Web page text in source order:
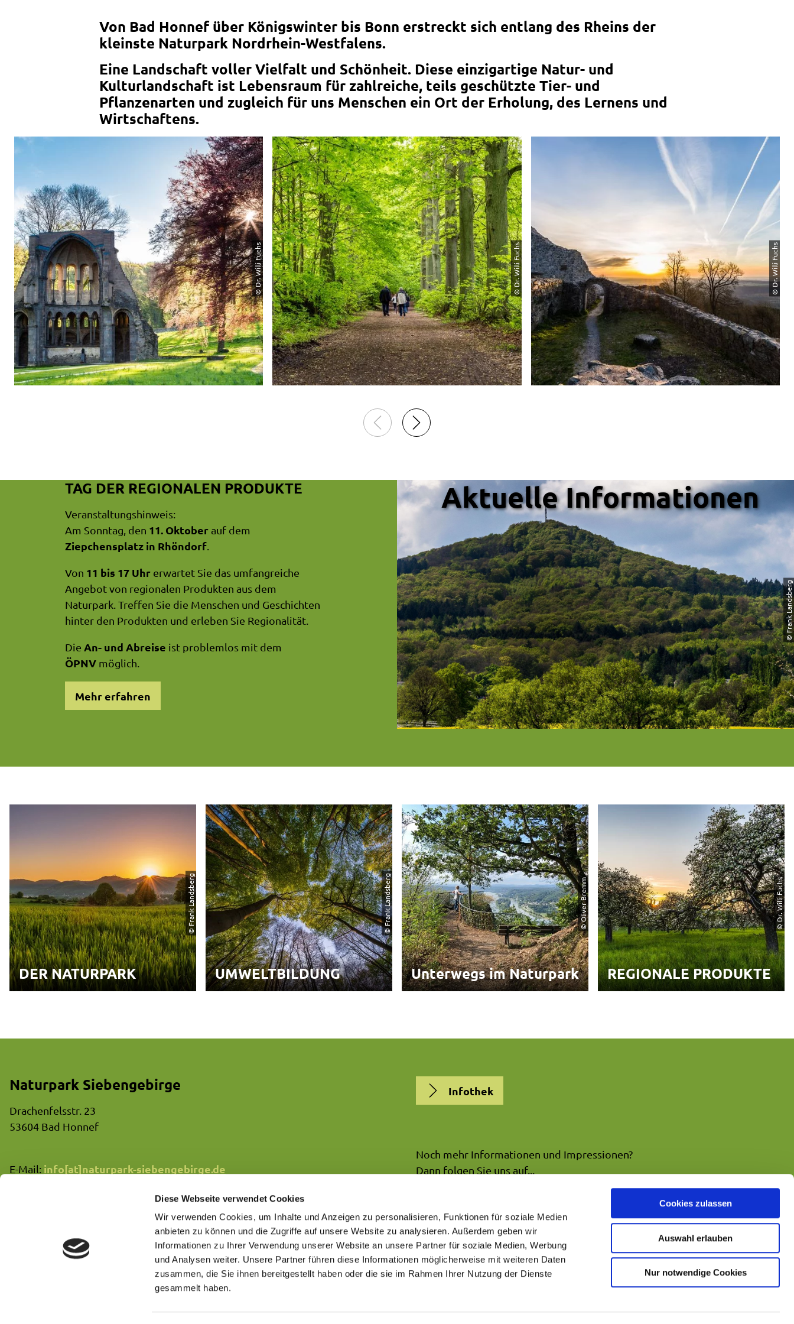
Diese Webseite verwendet Cookies
Wir verwenden Cookies, um Inhalte und Anzeigen zu personalisieren, Funktionen für soziale Medien
anbieten zu können und die Zugriffe auf unsere Website zu analysieren. Außerdem geben wir
Informationen zu Ihrer Verwendung unserer Website an unsere Partner für soziale Medien, Werbung
und Analysen weiter. Unsere Partner führen diese Informationen möglicherweise mit weiteren Daten
zusammen, die Sie ihnen bereitgestellt haben oder die sie im Rahmen Ihrer Nutzung der Dienste
gesammelt haben.
Cookies zulassen
Auswahl erlauben
Nur notwendige Cookies
Von Bad Honnef über Königswinter bis Bonn erstreckt sich entlang des Rheins der
kleinste Naturpark Nordrhein-Westfalens.
Eine Landschaft voller Vielfalt und Schönheit. Diese einzigartige Natur- und
Kulturlandschaft ist Lebensraum für zahlreiche, teils geschützte Tier- und
Pflanzenarten und zugleich für uns Menschen ein Ort der Erholung, des Lernens und
Wirtschaftens.
© Dr. Willi Fuchs © Dr. Willi Fuchs © Dr. Willi Fuchs
TAG DER REGIONALEN PRODUKTE
Veranstaltungshinweis:
Am Sonntag, den 11. Oktoberauf dem
Ziepchensplatz in Rhöndorf.
Von 11 bis 17 Uhr erwartet Sie das umfangreiche
Angebot von regionalen Produkten aus dem
Naturpark. Treffen Sie die Menschen und Geschichten
hinter den Produkten und erleben Sie Regionalität.
Die An- und Abreise ist problemlos mit dem
ÖPNV möglich.
Mehr erfahren
© Frank Landsberg
Aktuelle Informationen
DER NATURPARK
© Frank Landsberg
UMWELTBILDUNG
© Frank Landsberg
Unterwegs im Naturpark
© Oliver Bremm
REGIONALE PRODUKTE
© Dr. Willi Fuchs
Naturpark Siebengebirge
Drachenfelsstr. 23
53604 Bad Honnef
E-Mail: info[at]naturpark-siebengebirge.de
Infothek
Noch mehr Informationen und Impressionen?
Dann folgen Sie uns auf...
NATURPARK7GEBIRGE